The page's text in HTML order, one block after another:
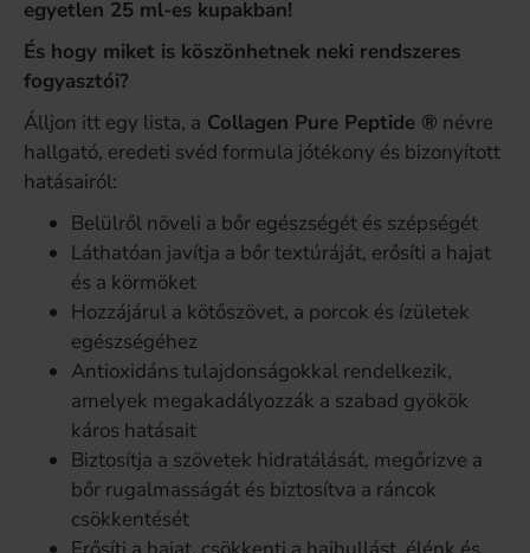
egyetlen 25 ml-es kupakban!
És hogy miket is köszönhetnek neki rendszeres
fogyasztói?
Álljon itt egy lista, a Collagen Pure Peptide ® névre
hallgató, eredeti svéd formula jótékony és bizonyított
hatásairól:
Belülről növeli a bőr egészségét és szépségét
Láthatóan javítja a bőr textúráját, erősíti a hajat
és a körmöket
Hozzájárul a kötőszövet, a porcok és ízületek
egészségéhez
Antioxidáns tulajdonságokkal rendelkezik,
amelyek megakadályozzák a szabad gyökök
káros hatásait
Biztosítja a szövetek hidratálását, megőrizve a
bőr rugalmasságát és biztosítva a ráncok
csökkentését